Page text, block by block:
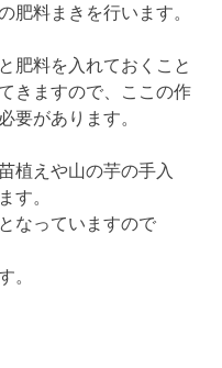
肥料まきを行います。
肥料を入れておくこと
きますので、ここの作
要があります。
植えや山の芋の手入
す。
なっていますので
。